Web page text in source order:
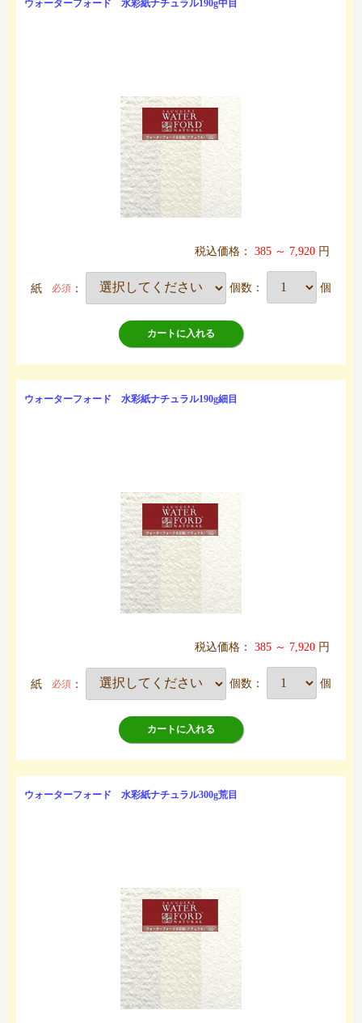
ウォーターフォード 水彩紙ナチュラル190g中目
税込価格： 385 ～ 7,920 円
紙 必須 ： 個数： 個
カートに入れる
ウォーターフォード 水彩紙ナチュラル190g細目
税込価格： 385 ～ 7,920 円
紙 必須 ： 個数： 個
カートに入れる
ウォーターフォード 水彩紙ナチュラル300g荒目